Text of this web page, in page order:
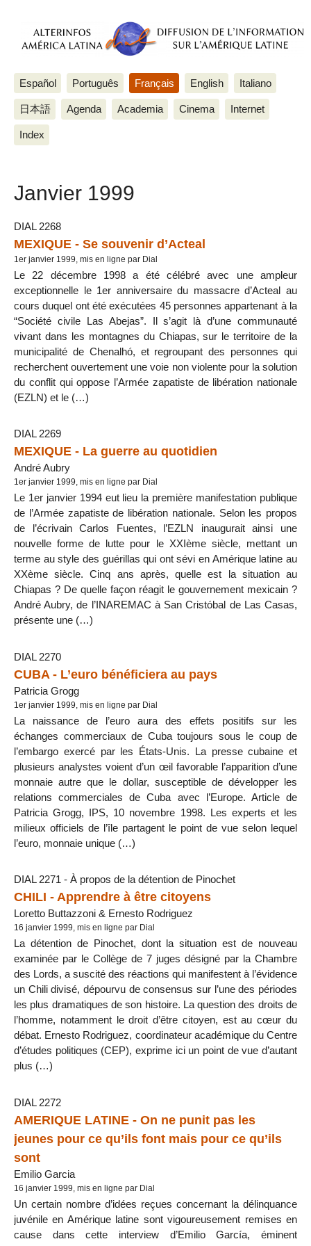
Español Português Français English Italiano
日本語 Agenda Academia Cinema Internet
Index
Janvier 1999
DIAL 2268
MEXIQUE - Se souvenir d’Acteal
1er janvier 1999, mis en ligne par Dial
Le 22 décembre 1998 a été célébré avec une ampleur
exceptionnelle le 1er anniversaire du massacre d’Acteal au
cours duquel ont été exécutées 45 personnes appartenant à la
“Société civile Las Abejas”. Il s’agit là d’une communauté
vivant dans les montagnes du Chiapas, sur le territoire de la
municipalité de Chenalhó, et regroupant des personnes qui
recherchent ouvertement une voie non violente pour la solution
du conflit qui oppose l’Armée zapatiste de libération nationale
(EZLN) et le (…)
DIAL 2269
MEXIQUE - La guerre au quotidien
André Aubry
1er janvier 1999, mis en ligne par Dial
Le 1er janvier 1994 eut lieu la première manifestation publique
de l’Armée zapatiste de libération nationale. Selon les propos
de l’écrivain Carlos Fuentes, l’EZLN inaugurait ainsi une
nouvelle forme de lutte pour le XXIème siècle, mettant un
terme au style des guérillas qui ont sévi en Amérique latine au
XXème siècle. Cinq ans après, quelle est la situation au
Chiapas ? De quelle façon réagit le gouvernement mexicain ?
André Aubry, de l’INAREMAC à San Cristóbal de Las Casas,
présente une (…)
DIAL 2270
CUBA - L’euro bénéficiera au pays
Patricia Grogg
1er janvier 1999, mis en ligne par Dial
La naissance de l’euro aura des effets positifs sur les
échanges commerciaux de Cuba toujours sous le coup de
l’embargo exercé par les États-Unis. La presse cubaine et
plusieurs analystes voient d’un œil favorable l’apparition d’une
monnaie autre que le dollar, susceptible de développer les
relations commerciales de Cuba avec l’Europe. Article de
Patricia Grogg, IPS, 10 novembre 1998. Les experts et les
milieux officiels de l’île partagent le point de vue selon lequel
l’euro, monnaie unique (…)
DIAL 2271 - À propos de la détention de Pinochet
CHILI - Apprendre à être citoyens
Loretto Buttazzoni & Ernesto Rodriguez
16 janvier 1999, mis en ligne par Dial
La détention de Pinochet, dont la situation est de nouveau
examinée par le Collège de 7 juges désigné par la Chambre
des Lords, a suscité des réactions qui manifestent à l’évidence
un Chili divisé, dépourvu de consensus sur l’une des périodes
les plus dramatiques de son histoire. La question des droits de
l’homme, notamment le droit d’être citoyen, est au cœur du
débat. Ernesto Rodriguez, coordinateur académique du Centre
d’études politiques (CEP), exprime ici un point de vue d’autant
plus (…)
DIAL 2272
AMERIQUE LATINE - On ne punit pas les
jeunes pour ce qu’ils font mais pour ce qu’ils
sont
Emilio Garcia
16 janvier 1999, mis en ligne par Dial
Un certain nombre d’idées reçues concernant la délinquance
juvénile en Amérique latine sont vigoureusement remises en
cause dans cette interview d’Emilio García, éminent